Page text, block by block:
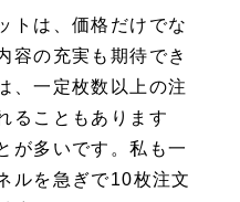
トは、価格だけでな
容の充実も期待でき
、一定枚数以上の注
ることもあります
が多いです。私も一
ルを急ぎで10枚注文